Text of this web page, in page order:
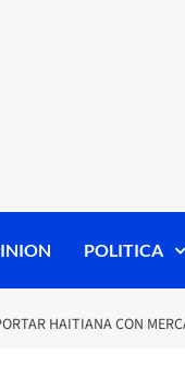
POLITICA
HAITIANA CON